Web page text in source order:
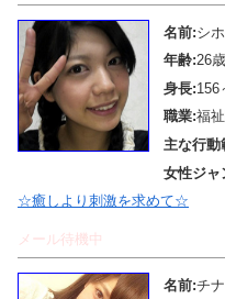
名前:シホ
年齢:26歳
身長:156
職業:福
主な行動
女性ジャ
☆癒しより刺激を求めて☆
メール待機中
名前:チ